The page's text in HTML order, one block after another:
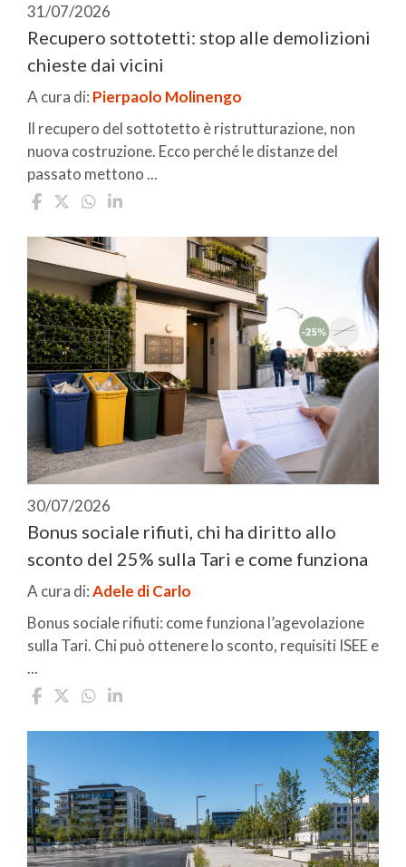
31/07/2026
Recupero sottotetti: stop alle demolizioni
chieste dai vicini
A cura di: Pierpaolo Molinengo
Il recupero del sottotetto è ristrutturazione, non
nuova costruzione. Ecco perché le distanze del
passato mettono ...
30/07/2026
Bonus sociale rifiuti, chi ha diritto allo
sconto del 25% sulla Tari e come funziona
A cura di:Adele di Carlo
Bonus sociale rifiuti: come funziona l’agevolazione
sulla Tari. Chi può ottenere lo sconto, requisiti ISEE e
...